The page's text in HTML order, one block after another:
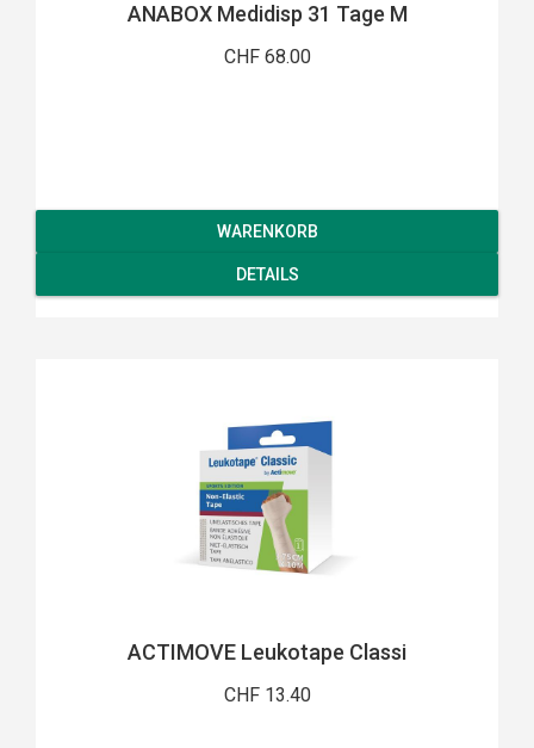
ANABOX Medidisp 31 Tage M
CHF 68.00
WARENKORB
DETAILS
ACTIMOVE Leukotape Classi
CHF 13.40